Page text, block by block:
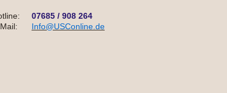
07685 / 908 264
Mail: Info@USConline.de